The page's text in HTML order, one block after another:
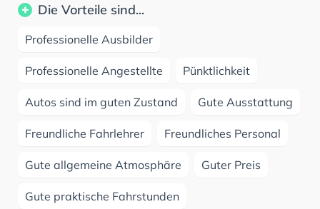
Die Vorteile sind...
Professionelle Ausbilder
Professionelle Angestellte Pünktlichkeit
Autos sind im guten Zustand Gute Ausstattung
Freundliche Fahrlehrer Freundliches Personal
Gute allgemeine Atmosphäre Guter Preis
Gute praktische Fahrstunden